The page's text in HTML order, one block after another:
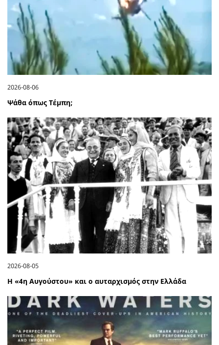
2026-08-06
Ψάθα όπως Τέμπη;
2026-08-05
Η «4η Αυγούστου» και ο αυταρχισμός στην Ελλάδα